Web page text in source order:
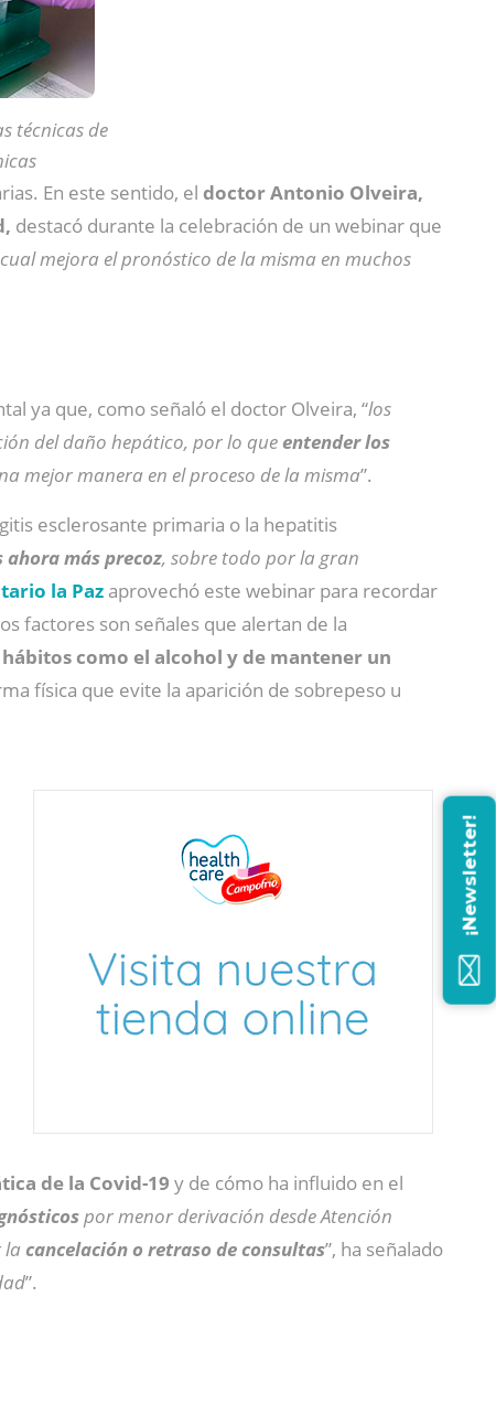
técnicas de
En este sentido, el doctor Antonio Olveira,
destacó durante la celebración de un webinar que
mejora el pronóstico de la misma en muchos
ya que, como señaló el doctor Olveira, “los
del daño hepático, por lo queentender los
mejor manera en el proceso de la misma”.
esclerosante primaria o la hepatitis
ahora más precoz, sobre todo por la gran
la Paz aprovechó este webinar para recordar
factores son señales que alertan de la
como el alcohol y de mantener un
física que evite la aparición de sobrepeso u
de la Covid-19 y de cómo ha influido en el
por menor derivación desde Atención
la cancelación o retraso de consultas”, ha señalado
”.
¡Newsletter!